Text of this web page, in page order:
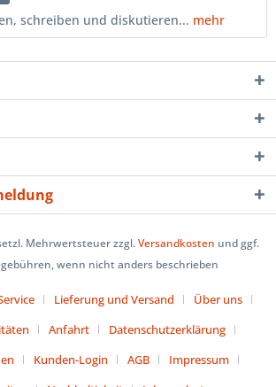
schreiben und diskutieren... mehr
Mehrwertsteuer zzgl.Versandkosten und ggf.
wenn nicht anders beschrieben
Lieferung und Versand
Über uns
Anfahrt
Datenschutzerklärung
Kunden-Login AGB
Impressum